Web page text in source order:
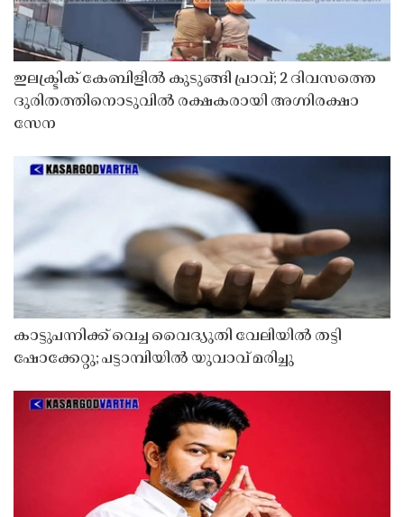
ഇലക്ട്രിക് കേബിളിൽ കുടുങ്ങി പ്രാവ്; 2 ദിവസത്തെ
ദുരിതത്തിനൊടുവിൽ രക്ഷകരായി അഗ്നിരക്ഷാ
സേന
കാട്ടുപന്നിക്ക് വെച്ച വൈദ്യുതി വേലിയിൽ തട്ടി
ഷോക്കേറ്റു; പട്ടാമ്പിയിൽ യുവാവ് മരിച്ചു